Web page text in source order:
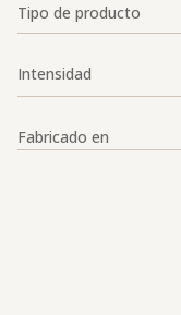
Tipo de producto
Intensidad
Fabricado en